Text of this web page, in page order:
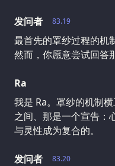
83.19
发问者
最首先的罩纱过程的机
然而，你愿意尝试回答
Ra
我是 Ra。罩纱的机制
之间、那是一个宣告：
与灵性成为复合的。
83.20
发问者